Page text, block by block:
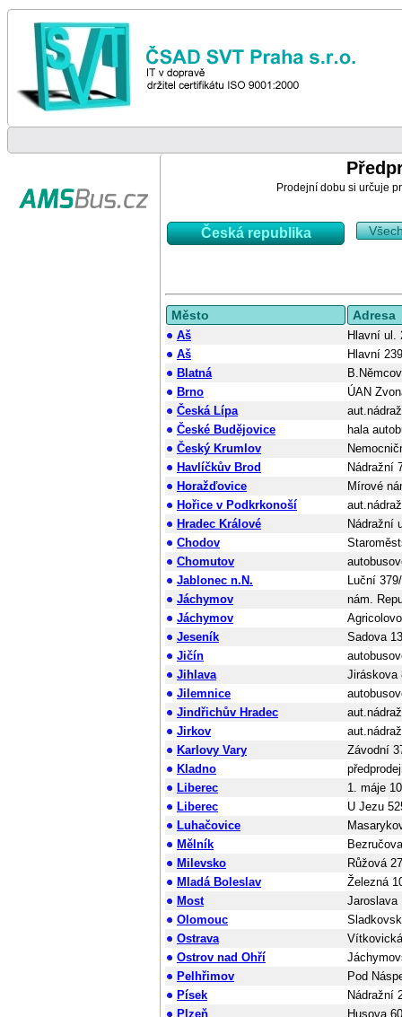
Prodejní dobu si určuje
Česká republika
Město Adresa
Aš
Hlavní ul.
Aš
Hlavní
Blatná
Brno
ÚAN
Česká Lípa
České Budějovice
hala
Český Krumlov
Havlíčkův Brod
Nádražní
Horažďovice
Mírové
Hořice v Podkrkonoší
Hradec Králové
Nádražní
Chodov
Chomutov
Jablonec n.N.
Luční
Jáchymov
nám.
Jáchymov
Jeseník
Sadova
Jičín
Jihlava
Jiráskova
Jilemnice
Jindřichův Hradec
Jirkov
Karlovy Vary
Závodní
Kladno
Liberec
1. máje
Liberec
U Jezu
Luhačovice
Mělník
Milevsko
Růžová
Mladá Boleslav
Železná
Most
Jaroslava
Olomouc
Ostrava
Ostrov nad Ohří
Pelhřimov
Pod
Písek
Nádražní
Plzeň
Husova 60